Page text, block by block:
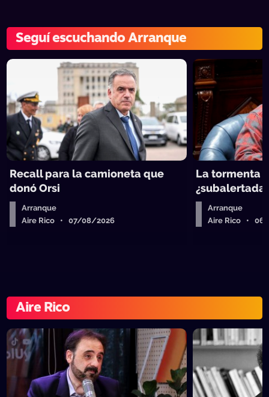
Seguí escuchando Arranque
Recall para la camioneta que
donó Orsi
Arranque
Aire Rico • 07/08/2026
La tormenta
Arranque
Aire Rico •
Aire Rico